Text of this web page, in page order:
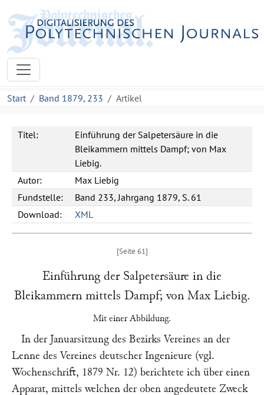
Start Band 1879, 233 Artikel
Titel:
Einführung der Salpetersäure in die
Bleikammern mittels Dampf; von Max
Liebig.
Autor:
Max Liebig
Fundstelle:
Band 233, Jahrgang 1879, S. 61
Download:
XML
Einführung der Salpetersäure in die
Bleikammern mittels Dampf; von Max Liebig.
Mit einer Abbildung.
In der Januarsitzung des Bezirks Vereines an der
Lenne des Vereines deutscher Ingenieure (vgl.
Wochenschrift, 1879 Nr. 12) berichtete ich über einen
Apparat, mittels welchen der oben angedeutete Zweck